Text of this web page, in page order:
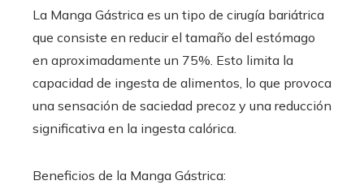
La Manga Gástrica es un tipo de cirugía bariátrica
que consiste en reducir el tamaño del estómago
en aproximadamente un 75%. Esto limita la
capacidad de ingesta de alimentos, lo que provoca
una sensación de saciedad precoz y una reducción
significativa en la ingesta calórica.
Beneficios de la Manga Gástrica: